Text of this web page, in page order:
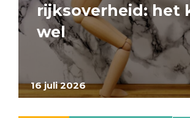
16 juli 2026
rijksoverheid: het
wel